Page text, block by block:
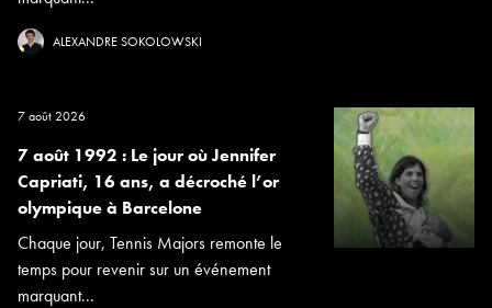
ALEXANDRE SOKOLOWSKI
7 août 2026
7 août 1992 : Le jour où Jennifer
Capriati, 16 ans, a décroché l’or
olympique à Barcelone
Chaque jour, Tennis Majors remonte le
temps pour revenir sur un événement
marquant...